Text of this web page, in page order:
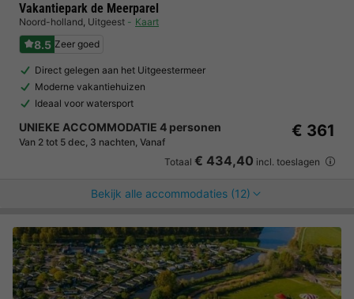
Vakantiepark de Meerparel
Noord-holland, Uitgeest Kaart
8.5 Zeer goed
Direct gelegen aan het Uitgeestermeer
Moderne vakantiehuizen
Ideaal voor watersport
UNIEKE ACCOMMODATIE 4 personen
Van 2 tot 5 dec, 3 nachten, Vanaf
€ 361
Totaal € 434,40 incl. toeslagen
Bekijk alle accommodaties (12)